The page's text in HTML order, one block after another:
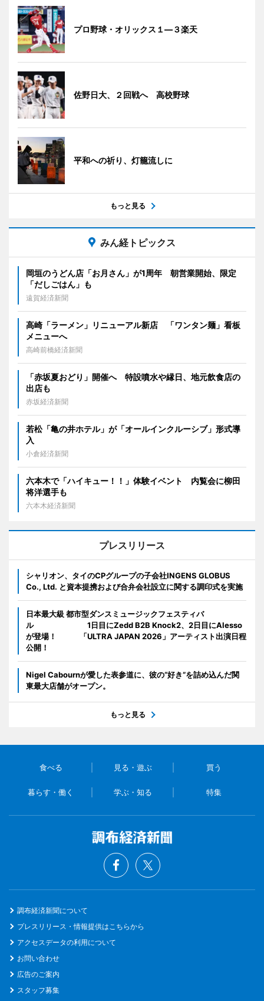
プロ野球・オリックス１―３楽天
佐野日大、２回戦へ 高校野球
平和への祈り、灯籠流しに
もっと見る
みん経トピックス
岡垣のうどん店「お月さん」が1周年 朝営業開始、限定
「だしごはん」も
遠賀経済新聞
高崎「ラーメン」リニューアル新店 「ワンタン麺」看板
メニューへ
高崎前橋経済新聞
「赤坂夏おどり」開催へ 特設噴水や縁日、地元飲食店の
出店も
赤坂経済新聞
若松「亀の井ホテル」が「オールインクルーシブ」形式導
入
小倉経済新聞
六本木で「ハイキュー！！」体験イベント 内覧会に柳田
将洋選手も
六本木経済新聞
プレスリリース
シャリオン、タイのCPグループの子会社INGENS GLOBUS
Co., Ltd. と資本提携および合弁会社設立に関する調印式を実施
日本最大級 都市型ダンスミュージックフェスティバ
ル 1日目にZedd B2B Knock2、2日目にAlesso
が登場！ 「ULTRA JAPAN 2026」アーティスト出演日程
公開！
Nigel Cabournが愛した表参道に、彼の“好き”を詰め込んだ関
東最大店舗がオープン。
もっと見る
食べる 見る・遊ぶ 買う
暮らす・働く 学ぶ・知る 特集
調布経済新聞について
プレスリリース・情報提供はこちらから
アクセスデータの利用について
お問い合わせ
広告のご案内
スタッフ募集